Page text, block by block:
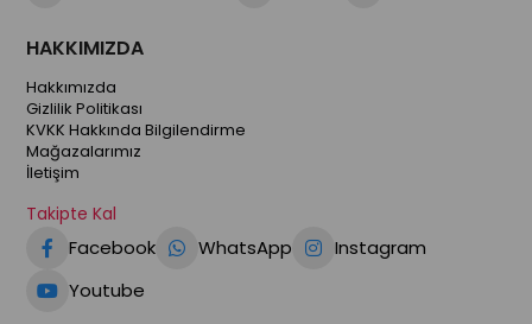
HAKKIMIZDA
Hakkımızda
Gizlilik Politikası
KVKK Hakkında Bilgilendirme
Mağazalarımız
İletişim
Takipte Kal
Facebook WhatsApp
Instagram
Youtube